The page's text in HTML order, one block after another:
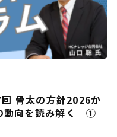
骨太の方針2026か
動向を読み解く ①